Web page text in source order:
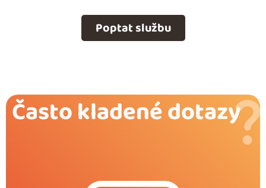
Poptat službu
Často kladené dotazy